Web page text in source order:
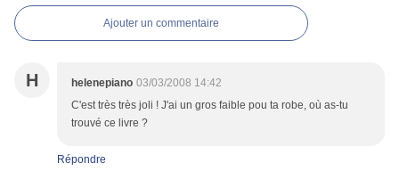
Ajouter un commentaire
H helenepiano 03/03/2008 14:42
C'est très très joli ! J'ai un gros faible pou ta robe, où as-tu
trouvé ce livre ?
Répondre